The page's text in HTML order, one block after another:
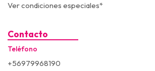
Ver condiciones especiales*
Contacto
Teléfono
+56979968190